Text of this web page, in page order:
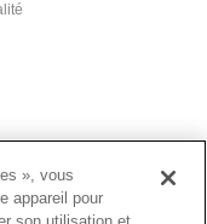
», vous
appareil pour